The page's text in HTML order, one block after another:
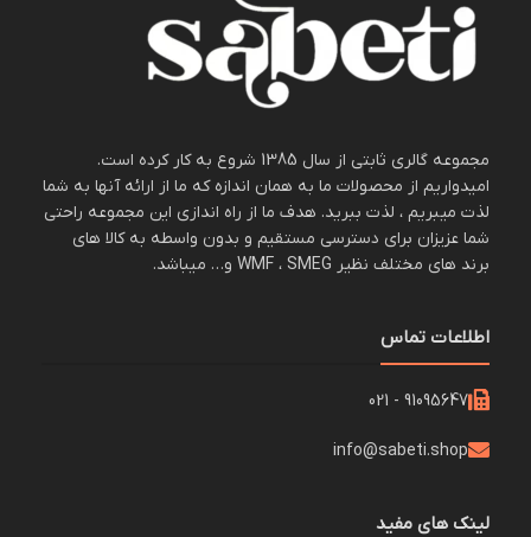
نچسب آن پخت سالم‌تر با مصرف
روغن کمتر را ممکن می‌سازد. طراحی
مشکی مات و جمع‌وجور این تابه، هم
عملکرد بالا و هم زیبایی را به آشپزخانه
شما می‌آورد.
مجموعه گالری ثابتی از سال 1385 شروع به کار کرده است.
امیدواریم از محصولات ما به همان اندازه که ما از ارائه آنها به شما
لذت میبریم ، لذت ببرید. هدف ما از راه اندازی این مجموعه راحتی
شما عزیزان برای دسترسی مستقیم و بدون واسطه به کالا های
برند های مختلف نظیر WMF ، SMEG و… میباشد.
اطلاعات تماس
91095647 - 021
info@sabeti.shop
لینک های مفید